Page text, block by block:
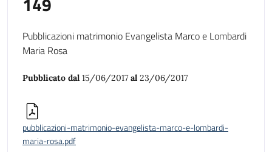
Pubblicazioni matrimonio Evangelista Marco e Lombardi
Maria Rosa
Pubblicato dal 15/06/2017al 23/06/2017
pubblicazioni-matrimonio-evangelista-marco-e-lombardi-
maria-rosa.pdf